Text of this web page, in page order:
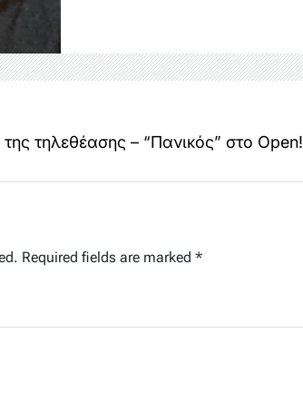
τηλεθέασης – “Πανικός” στο Open!
Required fields are marked *